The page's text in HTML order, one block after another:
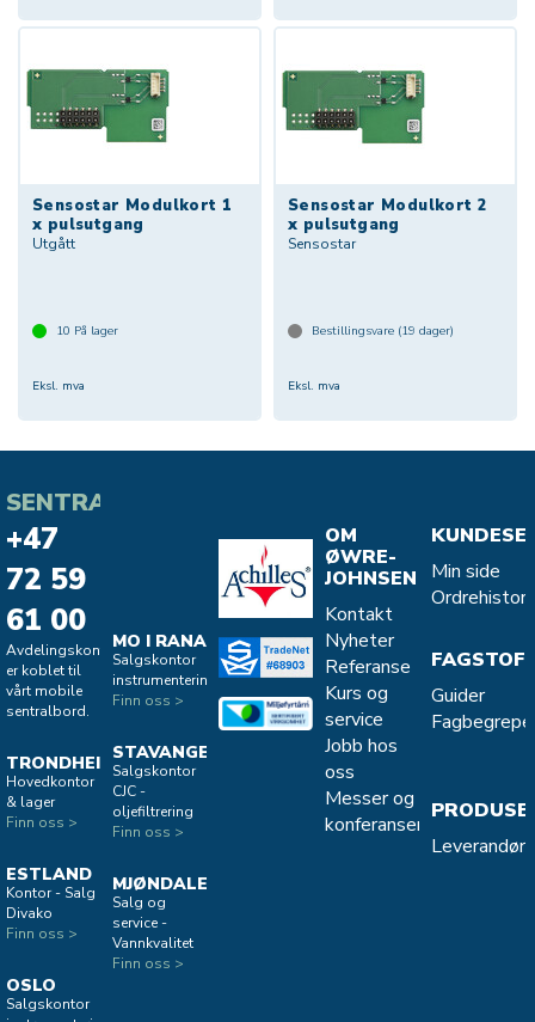
Sensostar Modulkort 1
x pulsutgang
Utgått
10 På lager
Eksl. mva
Sensostar Modulkort 2
x pulsutgang
Sensostar
Bestillingsvare (19 dager)
Eksl. mva
SENTRALBORD
+47
72 59
61 00
Avdelingskontorene
er koblet til
vårt mobile
sentralbord.
TRONDHEIM
Hovedkontor
& lager
Finn oss >
ESTLAND
Kontor - Salg
Divako
Finn oss >
OSLO
Salgskontor
MO I RANA
Salgskontor
instrumentering
Finn oss >
STAVANGER
Salgskontor
CJC -
oljefiltrering
Finn oss >
MJØNDALEN
Salg og
service -
Vannkvalitet
Finn oss >
OM
ØWRE-
JOHNSEN
Kontakt
Nyheter
Referanse
Kurs og
service
Jobb hos
oss
Messer og
konferanser
Min side
Guider